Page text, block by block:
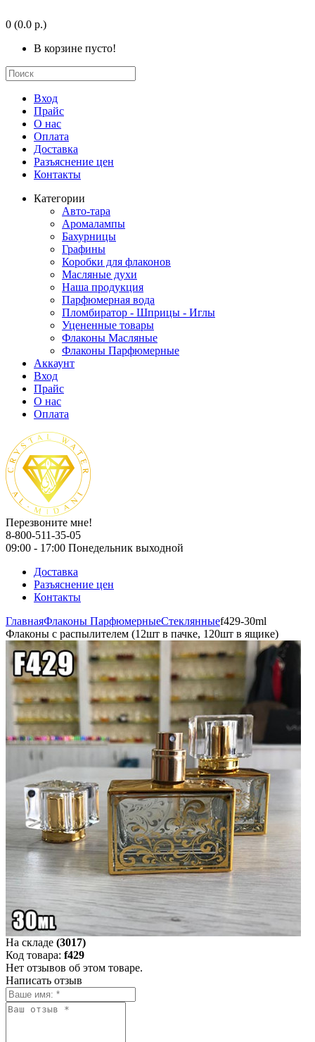
0 (0.0 р.)
В корзине пусто!
Вход
Прайс
О нас
Оплата
Доставка
Разъяснение цен
Контакты
Категории
Авто-тара
Аромалампы
Бахурницы
Графины
Коробки для флаконов
Масляные духи
Наша продукция
Парфюмерная вода
Пломбиратор - Шприцы - Иглы
Уцененные товары
Флаконы Масляные
Флаконы Парфюмерные
Аккаунт
Вход
Прайс
О нас
Оплата
Перезвоните мне!
8-800-511-35-05
09:00 - 17:00 Понедельник выходной
Доставка
Разъяснение цен
Контакты
ГлавнаяФлаконы ПарфюмерныеСтеклянныеf429-30ml
Флаконы с распылителем (12шт в пачке, 120шт в ящике)
На складе (3017)
Код товара: f429
Нет отзывов об этом товаре.
Написать отзыв